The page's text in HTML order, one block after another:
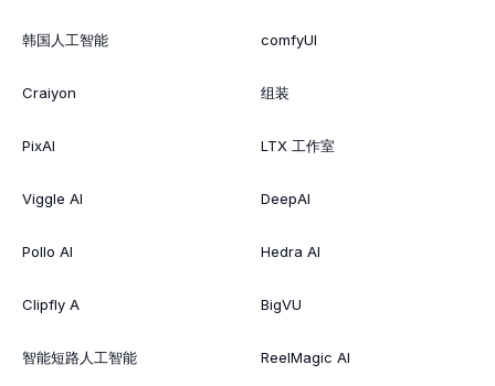
韩国人工智能
Craiyon
PixAI
Viggle AI
Pollo AI
Clipfly A
智能短路人工智能
comfyUI
组装
LTX 工作室
DeepAI
Hedra AI
BigVU
ReelMagic AI